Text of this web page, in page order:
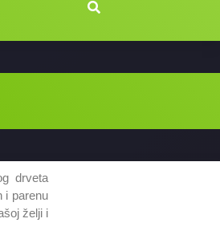
drveta
i parenu
želji i